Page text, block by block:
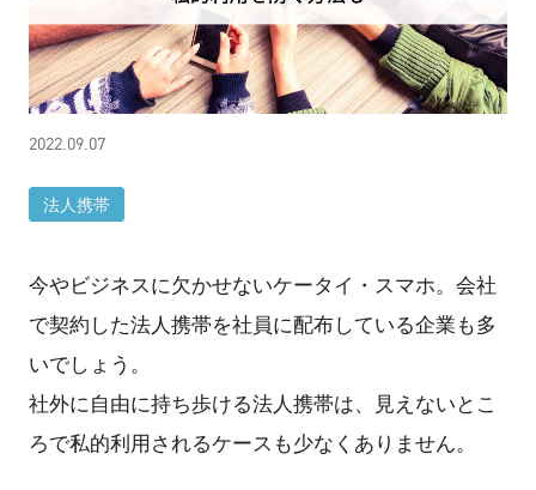
2022.09.07
法人携帯
今やビジネスに欠かせないケータイ・スマホ。会社
で契約した法人携帯を社員に配布している企業も多
いでしょう。
社外に自由に持ち歩ける法人携帯は、見えないとこ
ろで私的利用されるケースも少なくありません。